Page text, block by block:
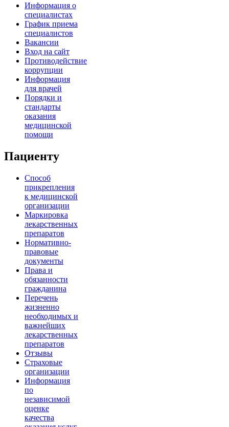
Информация о
специалистах
График приема
специалистов
Вакансии
Вход на сайт
Противодействие
коррупции
Информация
для врачей
Порядки и
стандарты
оказания
медицинской
помощи
Пациенту
Способ
прикрепления
к медицинской
организации
Маркировка
лекарственных
препаратов
Нормативно-
правовые
документы
Права и
обязанности
гражданина
Перечень
жизненно
необходимых и
важнейших
лекарственных
препаратов
Отзывы
Страховые
организации
Информация
по
независимой
оценке
качества